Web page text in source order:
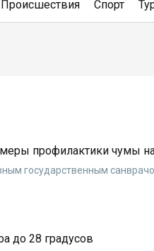
Происшествия Спорт
профилактики чумы
государственным
до 28 градусов